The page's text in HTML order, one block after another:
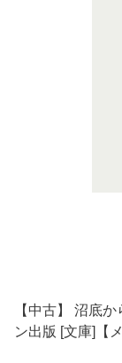
【中古】 沼底
ン出版 [文庫]【